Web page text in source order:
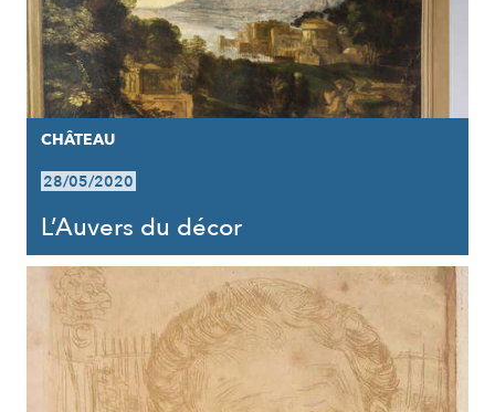
CHÂTEAU
28/05/2020
L’Auvers du décor